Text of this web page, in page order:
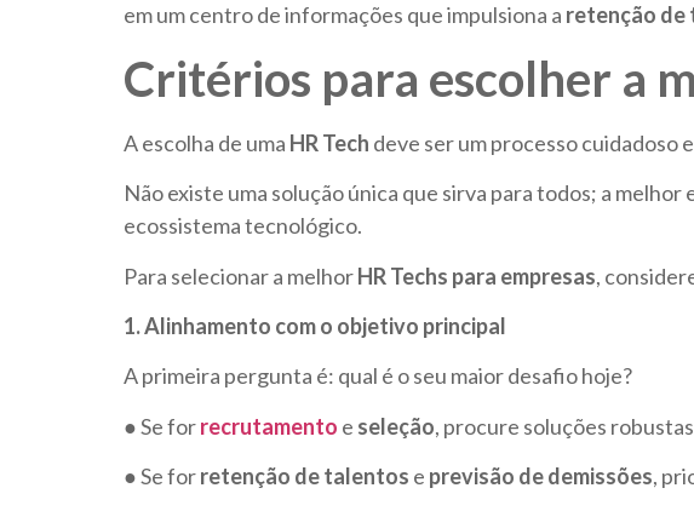
em um centro de informações que impulsiona a retenção de
Critérios para escolher a
A escolha de uma HR Tech deve ser um processo cuidadoso
Não existe uma solução única que sirva para todos; a
ecossistema tecnológico.
Para selecionar a melhorHR Techs para empresas,
1. Alinhamento com o objetivo principal
A primeira pergunta é: qual é o seu maior desafio hoje?
● Se forrecrutamento e seleção, procure soluções
● Se forretenção de talentos e previsão de demissões,